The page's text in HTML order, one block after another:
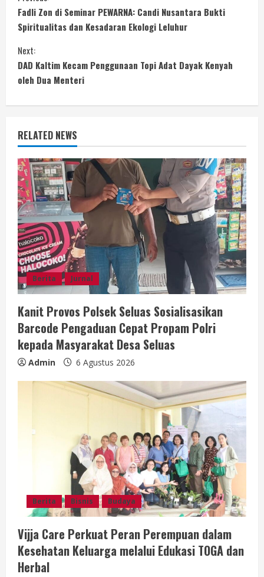
o
n
t
i
n
u
e
R
e
a
d
i
n
g
Fadli Zon di Seminar PEWARNA: Candi Nusantara Bukti
Spiritualitas dan Kesadaran Ekologi Leluhur
Next:
DAD Kaltim Kecam Penggunaan Topi Adat Dayak Kenyah
oleh Dua Menteri
RELATED NEWS
Berita Jurnal
Kanit Provos Polsek Seluas Sosialisasikan
Barcode Pengaduan Cepat Propam Polri
kepada Masyarakat Desa Seluas
Admin 6 Agustus 2026
Berita Bisnis Budaya
Vijja Care Perkuat Peran Perempuan dalam
Kesehatan Keluarga melalui Edukasi TOGA dan
Herbal